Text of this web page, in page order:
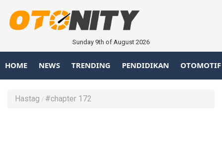
Sunday 9th of August 2026
HOME NEWS TRENDING PENDIDIKAN OTOMOTIF
Hastag #chapter 172